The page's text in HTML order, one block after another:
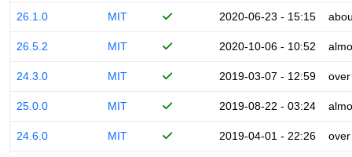
26.1.0 MIT 2020-06-23 - 15:15
26.5.2 MIT 2020-10-06 - 10:52
24.3.0 MIT 2019-03-07 - 12:59
25.0.0 MIT 2019-08-22 - 03:24
24.6.0 MIT 2019-04-01 - 22:26